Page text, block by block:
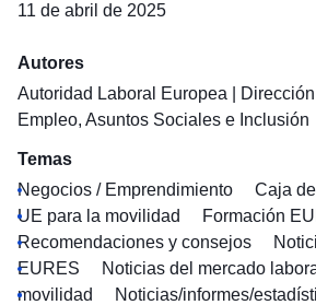
11 de abril de 2025
Autores
Autoridad Laboral Europea
Empleo, Asuntos Sociales e Inclusión
Temas
Negocios / Emprendimiento
Caja
UE para la movilidad
Formación
Recomendaciones y consejos
EURES
Noticias del mercado
movilidad
Noticias/informes/